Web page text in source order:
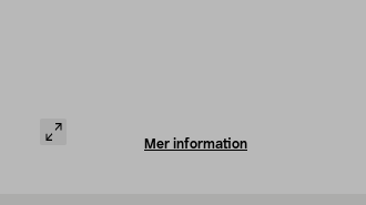
Mer information